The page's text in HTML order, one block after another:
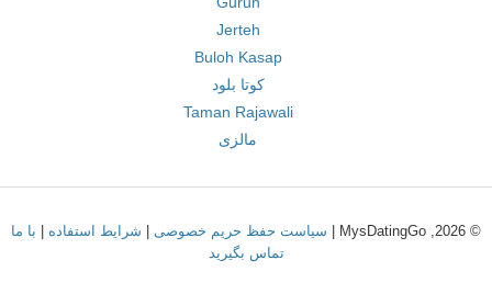
Jerteh
Buloh Kasap
کوتا بلود
Taman Rajawali
مالزی
© 2026, MysDatingGo | سیاست حفظ حریم خصوصی شرایط استفاده
با ما
تماس بگیرید